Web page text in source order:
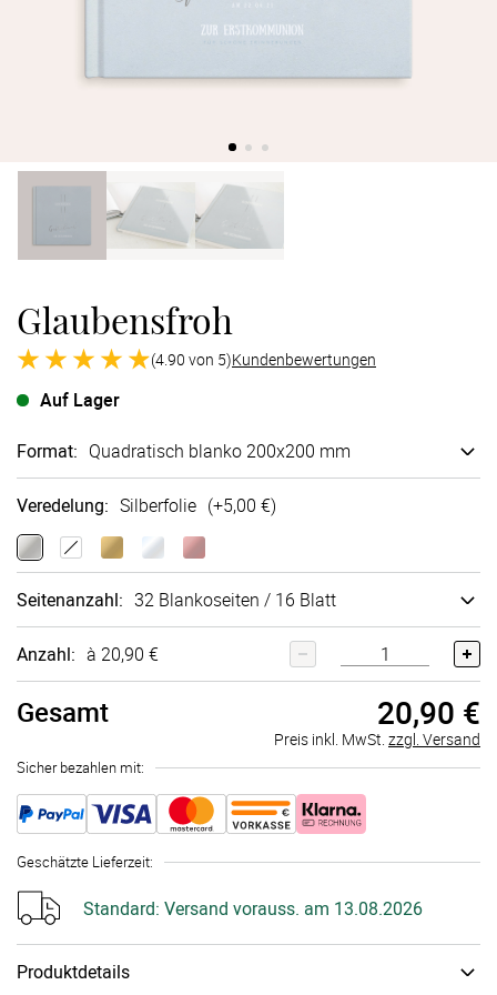
Glaubensfroh
(4.90 von 5)Kundenbewertungen
Auf Lager
Format: Quadratisch blanko 200x200 mm
Veredelung: Silberfolie (+5,00 €)
Seitenanzahl: 32 Blankoseiten / 16 Blatt
Anzahl: à 20,90 €
Gesamt 20,90 €
Preis inkl. MwSt. zzgl. Versand
Sicher bezahlen mit:
Geschätzte Lieferzeit:
Standard: Versand vorauss. am 13.08.2026
Produktdetails